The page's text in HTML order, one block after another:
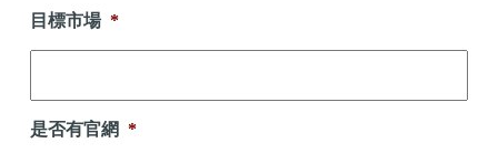
目標市場 *
是否有官網 *